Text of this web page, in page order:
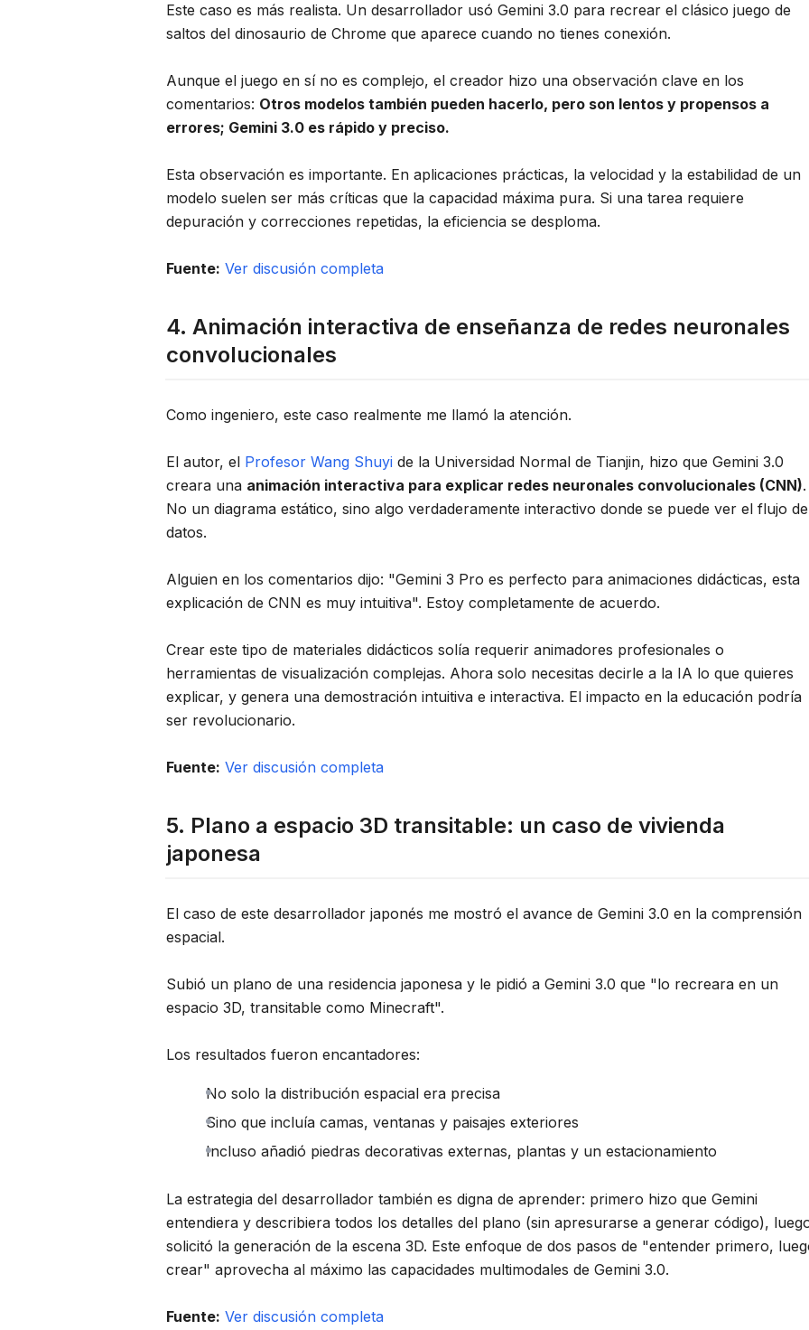
Este caso es más realista. Un desarrollador usó Gemini 3.0 para recrear el clásico juego de
saltos del dinosaurio de Chrome que aparece cuando no tienes conexión.
Aunque el juego en sí no es complejo, el creador hizo una observación clave en los
comentarios: Otros modelos también pueden hacerlo, pero son lentos y propensos a
errores; Gemini 3.0 es rápido y preciso.
Esta observación es importante. En aplicaciones prácticas, la velocidad y la estabilidad de un
modelo suelen ser más críticas que la capacidad máxima pura. Si una tarea requiere
depuración y correcciones repetidas, la eficiencia se desploma.
Fuente: Ver discusión completa
4. Animación interactiva de enseñanza de redes neuronales
convolucionales
Como ingeniero, este caso realmente me llamó la atención.
El autor, el Profesor Wang Shuyi de la Universidad Normal de Tianjin, hizo que Gemini 3.0
creara una animación interactiva para explicar redes neuronales convolucionales (CNN).
No un diagrama estático, sino algo verdaderamente interactivo donde se puede ver el flujo de
datos.
Alguien en los comentarios dijo: "Gemini 3 Pro es perfecto para animaciones didácticas, esta
explicación de CNN es muy intuitiva". Estoy completamente de acuerdo.
Crear este tipo de materiales didácticos solía requerir animadores profesionales o
herramientas de visualización complejas. Ahora solo necesitas decirle a la IA lo que quieres
explicar, y genera una demostración intuitiva e interactiva. El impacto en la educación podría
ser revolucionario.
Fuente: Ver discusión completa
5. Plano a espacio 3D transitable: un caso de vivienda
japonesa
El caso de este desarrollador japonés me mostró el avance de Gemini 3.0 en la comprensión
espacial.
Subió un plano de una residencia japonesa y le pidió a Gemini 3.0 que "lo recreara en un
espacio 3D, transitable como Minecraft".
Los resultados fueron encantadores:
No solo la distribución espacial era precisa
Sino que incluía camas, ventanas y paisajes exteriores
Incluso añadió piedras decorativas externas, plantas y un estacionamiento
La estrategia del desarrollador también es digna de aprender: primero hizo que Gemini
entendiera y describiera todos los detalles del plano (sin apresurarse a generar código),
solicitó la generación de la escena 3D. Este enfoque de dos pasos de "entender primero,
crear" aprovecha al máximo las capacidades multimodales de Gemini 3.0.
Fuente: Ver discusión completa